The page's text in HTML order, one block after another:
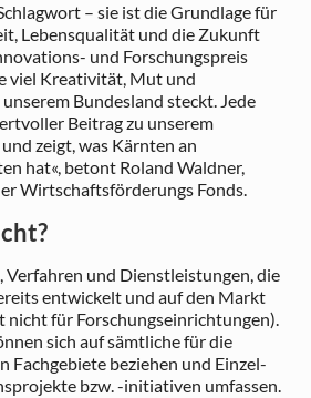
– sie ist die Grundlage für
Lebensqualität und die Zukunft
und Forschungspreis
viel Kreativität, Mut und
Bundesland steckt. Jede
Beitrag zu unserem
zeigt, was Kärnten an
hat«, betont Roland Waldner,
Wirtschaftsförderungs Fonds.
und Dienstleistungen, die
entwickelt und auf den Markt
nicht für Forschungseinrichtungen).
sich auf sämtliche für die
Fachgebiete beziehen und Einzel-
bzw. -initiativen umfassen.